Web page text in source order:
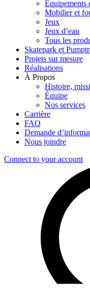
Équipements
Mobilier et
Jeux
Jeux d’eau
Tous les
Skatepark et
Projets sur mesure
Réalisations
À Propos
Histoire,
Équipe
Nos services
Carrière
FAQ
Demande
Nous joindre
Connect to your account